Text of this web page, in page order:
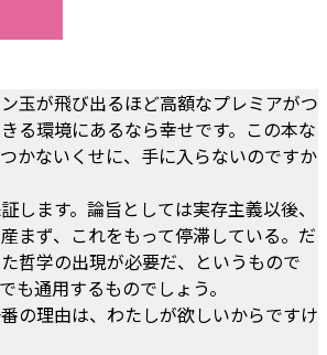
玉が飛び出るほど高額なプレミアがつ
る環境にあるなら幸せです。この本な
かないくせに、手に入らないのですか
します。論旨としては実存主義以後、
まず、これをもって停滞している。だ
哲学の出現が必要だ、というもので
も通用するものでしょう。
の理由は、わたしが欲しいからですけ